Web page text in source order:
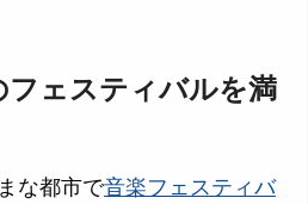
ェスティバルを満
な都市で音楽フェスティバ